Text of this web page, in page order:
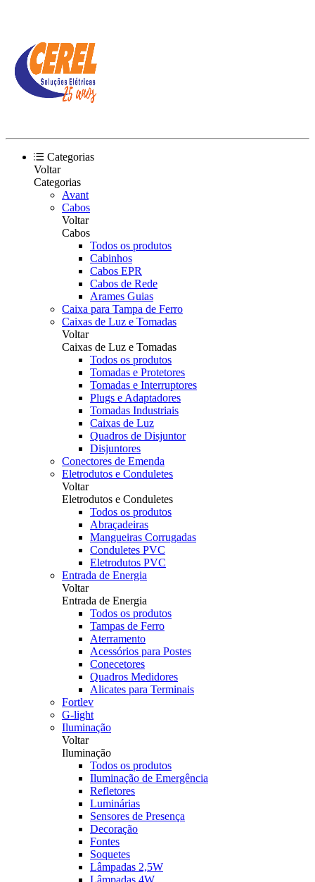
Categorias
Voltar
Categorias
Avant
Cabos
Voltar
Cabos
Todos os produtos
Cabinhos
Cabos EPR
Cabos de Rede
Arames Guias
Caixa para Tampa de Ferro
Caixas de Luz e Tomadas
Voltar
Caixas de Luz e Tomadas
Todos os produtos
Tomadas e Protetores
Tomadas e Interruptores
Plugs e Adaptadores
Tomadas Industriais
Caixas de Luz
Quadros de Disjuntor
Disjuntores
Conectores de Emenda
Eletrodutos e Conduletes
Voltar
Eletrodutos e Conduletes
Todos os produtos
Abraçadeiras
Mangueiras Corrugadas
Conduletes PVC
Eletrodutos PVC
Entrada de Energia
Voltar
Entrada de Energia
Todos os produtos
Tampas de Ferro
Aterramento
Acessórios para Postes
Conecetores
Quadros Medidores
Alicates para Terminais
Fortlev
G-light
Iluminação
Voltar
Iluminação
Todos os produtos
Iluminação de Emergência
Refletores
Luminárias
Sensores de Presença
Decoração
Fontes
Soquetes
Lâmpadas 2,5W
Lâmpadas 4W